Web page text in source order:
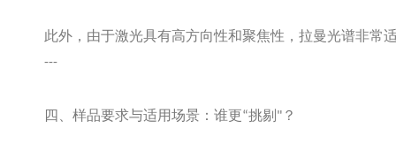
此外，由于激光具有高方向性和聚焦性，拉曼光谱非常
---
四、样品要求与适用场景：谁更“挑剔 " ？